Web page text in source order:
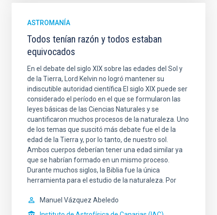
ASTROMANÍA
Todos tenían razón y todos estaban
equivocados
En el debate del siglo XIX sobre las edades del Sol y
de la Tierra, Lord Kelvin no logró mantener su
indiscutible autoridad científica El siglo XIX puede ser
considerado el período en el que se formularon las
leyes básicas de las Ciencias Naturales y se
cuantificaron muchos procesos de la naturaleza. Uno
de los temas que suscitó más debate fue el de la
edad de la Tierra y, por lo tanto, de nuestro sol.
Ambos cuerpos deberían tener una edad similar ya
que se habrían formado en un mismo proceso.
Durante muchos siglos, la Biblia fue la única
herramienta para el estudio de la naturaleza. Por
Manuel Vázquez Abeledo